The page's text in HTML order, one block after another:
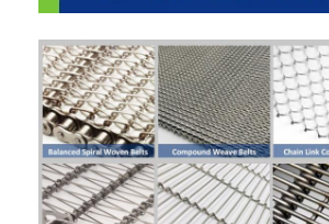
Ceinture de maille d'acier inoxydable
Grillage en spirale
Treillis métallique haute température
Nourriture Mesh Belt